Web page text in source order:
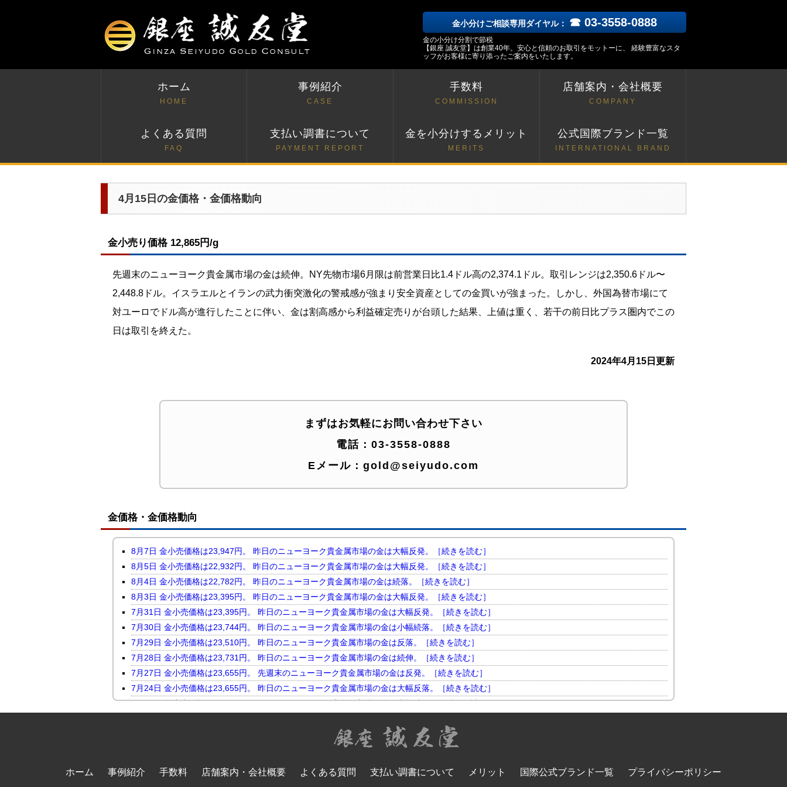
金小分けご相談専用ダイヤル： ☎ 03-3558-0888
金の小分け分割で節税
【銀座 誠友堂】は創業40年。安心と信頼のお取引をモットーに、 経験豊富なスタ
ッフがお客様に寄り添ったご案内をいたします。
ホーム
HOME
事例紹介
CASE
手数料
COMMISSION
店舗案内・会社概要
COMPANY
よくある質問
FAQ
支払い調書について
PAYMENT REPORT
金を小分けするメリット
MERITS
公式国際ブランド一覧
INTERNATIONAL BRAND
4月15日の金価格・金価格動向
金小売り価格 12,865円/g
先週末のニューヨーク貴金属市場の金は続伸。NY先物市場6月限は前営業日比1.4ドル高の2,374.1ドル。取引レンジは2,350.6ドル〜
2,448.8ドル。イスラエルとイランの武力衝突激化の警戒感が強まり安全資産としての金買いが強まった。しかし、外国為替市場にて
対ユーロでドル高が進行したことに伴い、金は割高感から利益確定売りが台頭した結果、上値は重く、若干の前日比プラス圏内でこの
日は取引を終えた。
2024年4月15日更新
まずはお気軽にお問い合わせ下さい
電話： 03-3558-0888
Eメール： gold@seiyudo.com
金価格・金価格動向
8月7日 金小売価格は23,947円。 昨日のニューヨーク貴金属市場の金は大幅反発。［続きを読む］
8月5日 金小売価格は22,932円。 昨日のニューヨーク貴金属市場の金は大幅反発。［続きを読む］
8月4日 金小売価格は22,782円。 昨日のニューヨーク貴金属市場の金は続落。［続きを読む］
8月3日 金小売価格は23,395円。 昨日のニューヨーク貴金属市場の金は大幅反発。［続きを読む］
7月31日 金小売価格は23,395円。 昨日のニューヨーク貴金属市場の金は大幅反発。［続きを読む］
7月30日 金小売価格は23,744円。 昨日のニューヨーク貴金属市場の金は小幅続落。［続きを読む］
7月29日 金小売価格は23,510円。 昨日のニューヨーク貴金属市場の金は反落。［続きを読む］
7月28日 金小売価格は23,731円。 昨日のニューヨーク貴金属市場の金は続伸。［続きを読む］
7月27日 金小売価格は23,655円。 先週末のニューヨーク貴金属市場の金は反発。［続きを読む］
7月24日 金小売価格は23,655円。 昨日のニューヨーク貴金属市場の金は大幅反落。［続きを読む］
7月23日 金小売価格は24,046円。 昨日のニューヨーク貴金属市場の金は大幅続伸。［続きを読む］
7月21日 金小売価格は23,247円。 昨日のニューヨーク貴金属市場の金は小幅反落。［続きを読む］
7月17日 金小売価格は23,118円。 昨日のニューヨーク貴金属市場の金は大幅続落。［続きを読む］
7月15日 金小売価格は23,464円。 昨日のニューヨーク貴金属市場の金は大幅反発。［続きを読む］
ホーム 事例紹介 手数料 店舗案内・会社概要 よくある質問 支払い調書について メリット 国際公式ブランド一覧 プライバシーポリシー